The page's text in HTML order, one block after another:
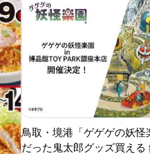
鳥取・境港「ゲゲゲの妖怪
だった鬼太郎グッズ買える